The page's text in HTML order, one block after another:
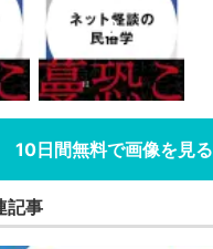
10日間無料で画像を見る
記事